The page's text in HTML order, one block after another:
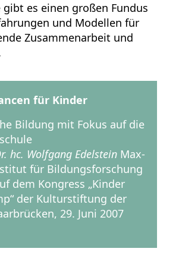
es einen großen Fundus
und Modellen für
Zusammenarbeit und
für Kinder
Bildung mit Fokus auf die
hc. Wolfgang Edelstein Max-
für Bildungsforschung
dem Kongress „Kinder
der Kulturstiftung der
29. Juni 2007